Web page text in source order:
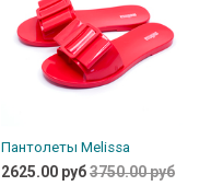
Пантолеты Melissa
2625.00 руб3750.00 руб